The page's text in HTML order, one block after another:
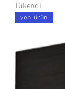
Tükendi
yeni ürün